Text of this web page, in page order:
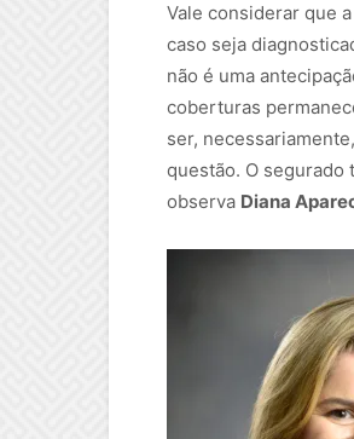
Vale considerar que
caso seja
não é uma
coberturas
ser,
questão. O segurado
observa Diana